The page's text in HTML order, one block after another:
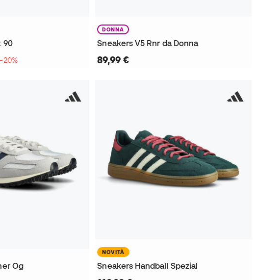
90
DONNA
Sneakers V5 Rnr da Donna
89,99 €
Og
NOVITÀ
Sneakers Handball Spezial